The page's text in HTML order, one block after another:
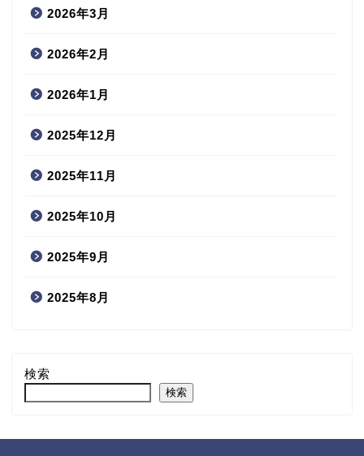
2026年3月
2026年2月
2026年1月
2025年12月
2025年11月
2025年10月
2025年9月
2025年8月
検索
検索